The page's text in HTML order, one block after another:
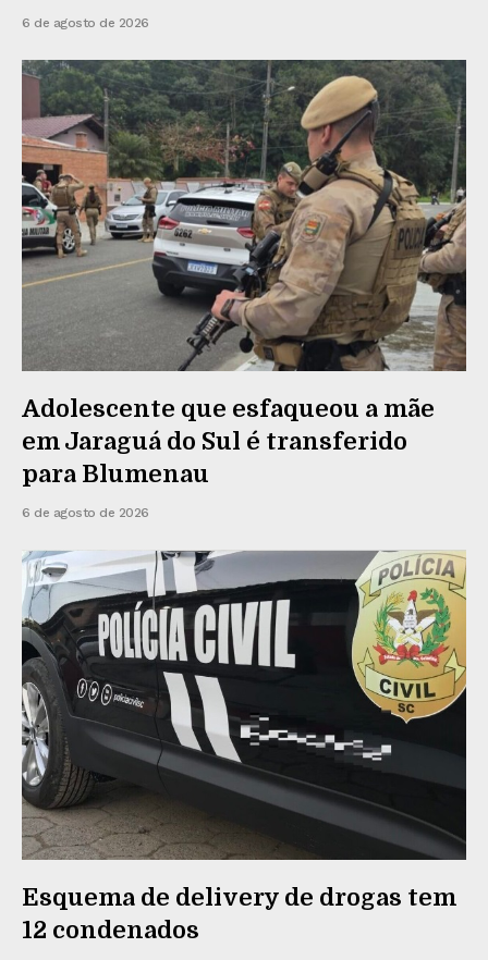
6 de agosto de 2026
Adolescente que esfaqueou a mãe
em Jaraguá do Sul é transferido
para Blumenau
6 de agosto de 2026
Esquema de delivery de drogas tem
12 condenados